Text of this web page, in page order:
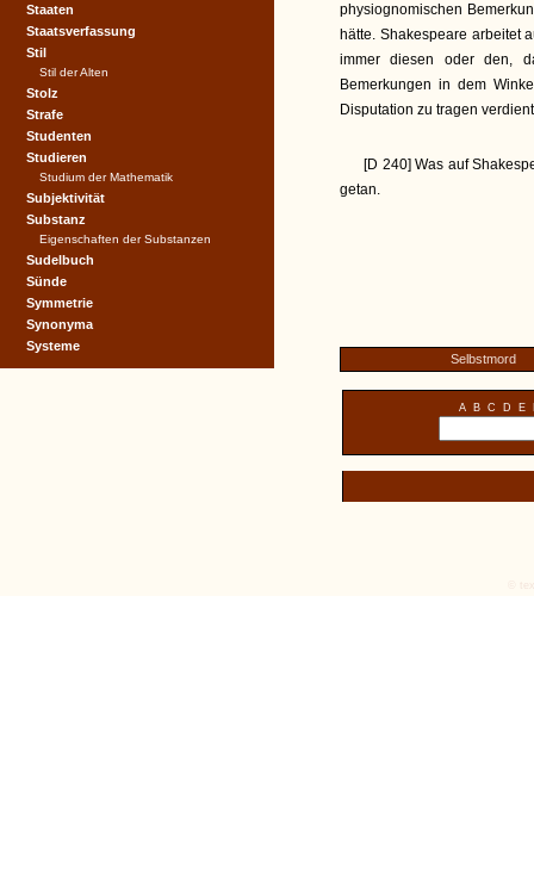
physiognomischen
hätte. Shakespeare arbeitet
immer diesen oder den,
Bemerkungen in dem
Disputation zu tragen
[D 240] Was auf
getan.
Selbstmord
A B C D E
Staaten
Staatsverfassung
Stil
Stil der Alten
Stolz
Strafe
Studenten
Studieren
Studium der Mathematik
Subjektivität
Substanz
Eigenschaften der Substanzen
Sudelbuch
Sünde
Symmetrie
Synonyma
Systeme